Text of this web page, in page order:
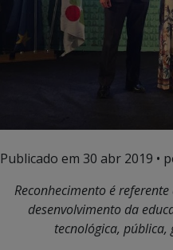
Publicado em 30 abr 2019 •
Reconhecimento é
desenvolvimento da
tecnológica,